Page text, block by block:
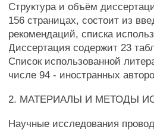
Структура и объём
156 страницах, состоит из
рекомендаций, списка
Диссертация содержит 23
Список использованной
числе 94 - иностранных
2. МАТЕРИАЛЫ И МЕТОДЫ
Научные исследования